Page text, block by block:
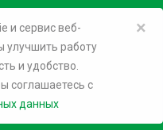
×
и сервис веб-
улучшить работу
и удобство.
соглашаетесь c
данных